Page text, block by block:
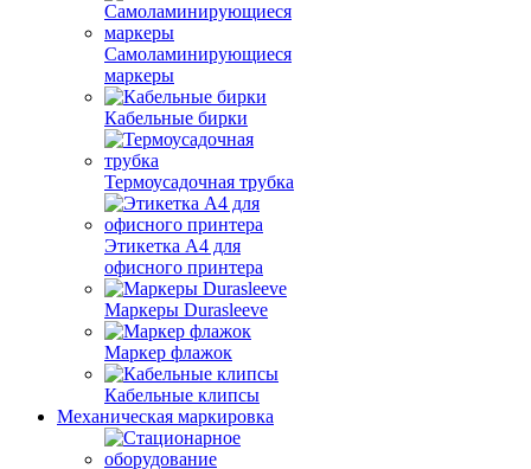
Самоламинирующиеся
маркеры
Кабельные бирки
Термоусадочная трубка
Этикетка А4 для
офисного принтера
Маркеры Durasleeve
Маркер флажок
Кабельные клипсы
Механическая маркировка